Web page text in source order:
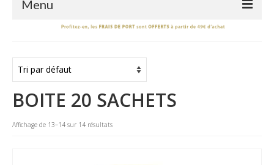
Menu
BOITE 20 SACHETS
Affichage de 13–14 sur 14 résultats